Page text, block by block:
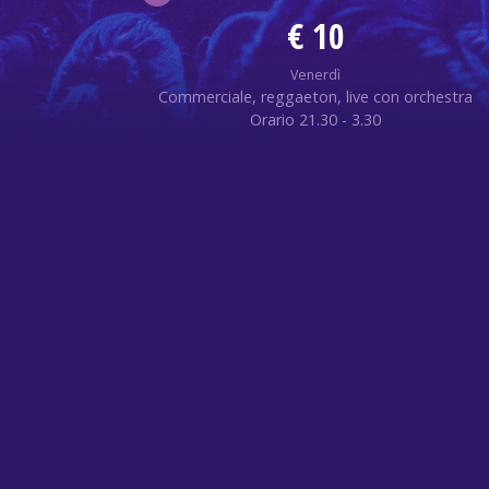
€ 10
Venerdì
Commerciale, reggaeton, live con orchestra
Orario 21.30 - 3.30